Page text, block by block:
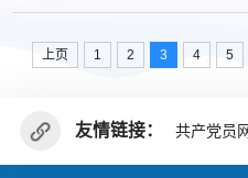
上页 1 2 3 4 5
友情链接： 共产党员